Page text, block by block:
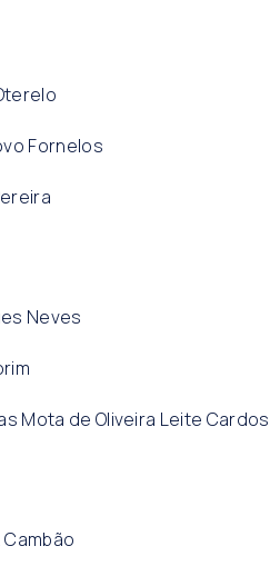
Fornelos
Neves
Mota de Oliveira Leite